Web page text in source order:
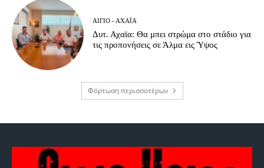
ΑΊΓΙΟ - ΑΧΑΪ́Α
Δυτ. Αχαϊα: Θα μπει στρώμα στο στάδιο για
τις προπονήσεις σε Άλμα εις Ύψος
Φόρτωση περισσοτέρων